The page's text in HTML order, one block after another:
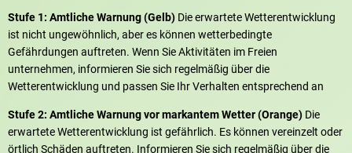
Stufe 1: Amtliche Warnung (Gelb) Die erwartete Wetterentwicklung
ist nicht ungewöhnlich, aber es können wetterbedingte
Gefährdungen auftreten. Wenn Sie Aktivitäten im Freien
unternehmen, informieren Sie sich regelmäßig über die
Wetterentwicklung und passen Sie Ihr Verhalten entsprechend an
Stufe 2: Amtliche Warnung vor markantem Wetter (Orange) Die
erwartete Wetterentwicklung ist gefährlich. Es können vereinzelt oder
örtlich Schäden auftreten. Informieren Sie sich regelmäßig über die